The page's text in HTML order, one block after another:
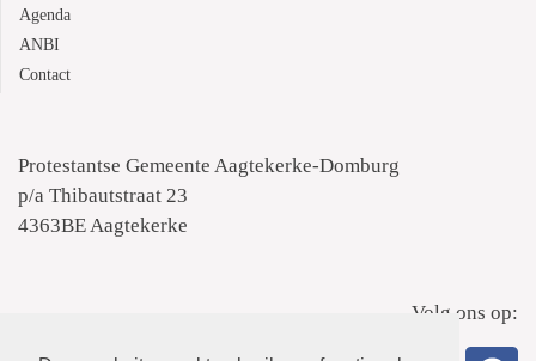
Agenda
ANBI
Contact
Protestantse Gemeente Aagtekerke-Domburg
p/a Thibautstraat 23
4363BE Aagtekerke
Volg ons op: